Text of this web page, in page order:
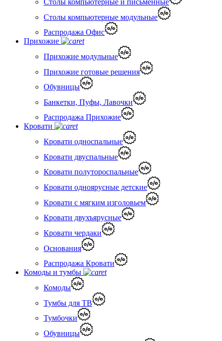
Столы компьютерные и письменные
Столы компьютерные модульные
Распродажа Офис
Прихожие
Прихожие модульные
Прихожие готовые решения
Обувницы
Банкетки, Пуфы, Лавочки
Распродажа Прихожие
Кровати
Кровати односпальные
Кровати двуспальные
Кровати полутороспальные
Кровати одноярусные детские
Кровати с мягким изголовьем
Кровати двухъярусные
Кровати чердаки
Основания
Распродажа Кровати
Комоды и тумбы
Комоды
Тумбы для ТВ
Тумбочки
Обувницы